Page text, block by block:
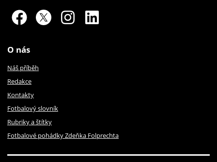
O nás
Náš příběh
Redakce
Kontakty
Fotbalový slovník
Rubriky a štítky
Fotbalové pohádky Zdeňka Folprechta